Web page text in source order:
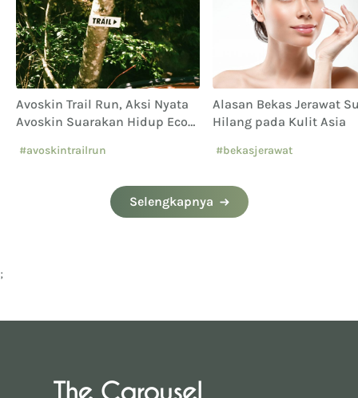
Avoskin Trail Run, Aksi Nyata
Avoskin Suarakan Hidup Eco
#avoskintrailrun
Alasan Bekas Jerawat
Hilang pada Kulit Asia
#bekasjerawat
Selengkapnya
;